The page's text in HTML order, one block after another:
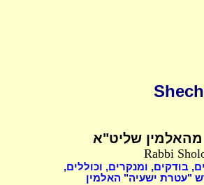
שליט"א
Rabbi
בודקים, ומנקרים, וכוללים,
"עטרת ישעיה" האלמין